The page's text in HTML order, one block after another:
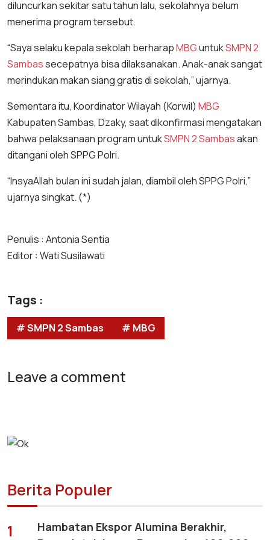
diluncurkan sekitar satu tahun lalu, sekolahnya belum
menerima program tersebut.
“Saya selaku kepala sekolah berharapMBGuntukSMPN 2
Sambassecepatnya bisa dilaksanakan. Anak-anak sangat
merindukan makan siang gratis di sekolah,” ujarnya.
Sementara itu, Koordinator Wilayah (Korwil) MBG
Kabupaten Sambas, Dzaky, saat dikonfirmasi mengatakan
bahwa pelaksanaan program untukSMPN 2 Sambasakan
ditangani oleh SPPG Polri.
“InsyaAllah bulan ini sudah jalan, diambil oleh SPPG Polri,”
ujarnya singkat. (*)
Penulis : Antonia Sentia
Editor : Wati Susilawati
Tags :
# SMPN 2 Sambas # MBG
Leave a comment
Berita Populer
1
Hambatan Ekspor Alumina Berakhir,